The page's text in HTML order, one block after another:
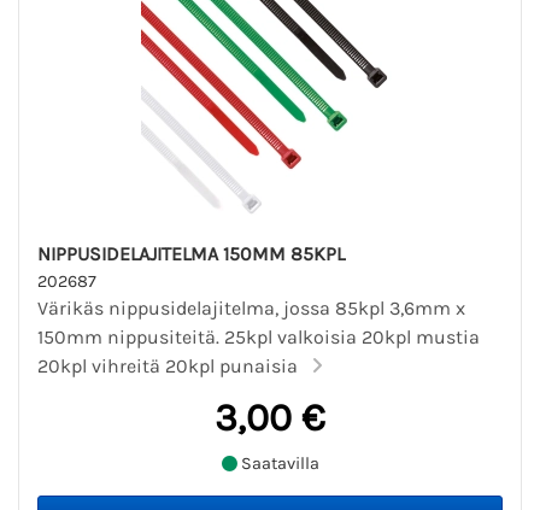
NIPPUSIDELAJITELMA 150MM 85KPL
202687
Värikäs nippusidelajitelma, jossa 85kpl 3,6mm x
150mm nippusiteitä. 25kpl valkoisia 20kpl mustia
20kpl vihreitä 20kpl punaisia
3,00 €
Saatavilla